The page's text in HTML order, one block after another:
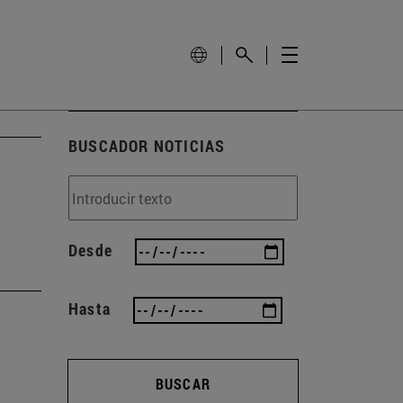
BUSCADOR NOTICIAS
Desde
Hasta
BUSCAR